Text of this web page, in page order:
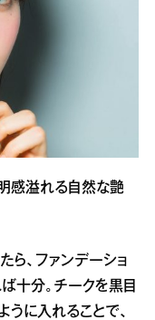
感溢れる自然な艶
ら、ファンデーショ
十分。チークを黒目
うに入れることで、